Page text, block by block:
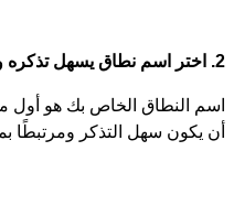
2. اختر اسم نطاق يسهل تذكره وذو صلة:
اسم النطاق الخاص بك هو أول
أن يكون سهل التذكر ومرتبطًا